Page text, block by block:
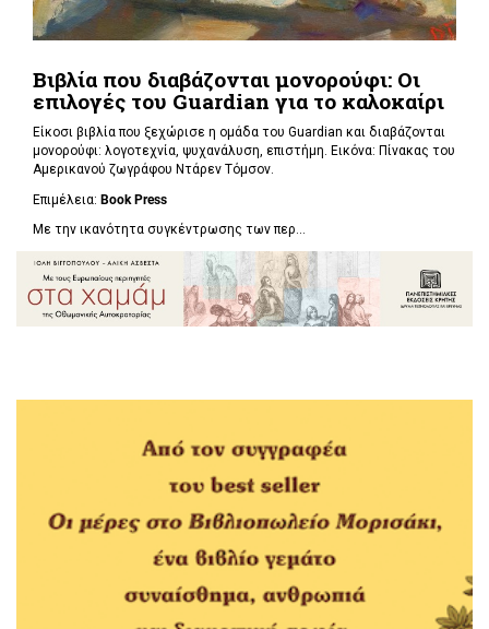
Βιβλία που διαβάζονται μονορούφι: Οι
επιλογές του Guardian για το καλοκαίρι
Είκοσι βιβλία που ξεχώρισε η ομάδα του Guardian και διαβάζονται
μονορούφι: λογοτεχνία, ψυχανάλυση, επιστήμη. Εικόνα: Πίνακας του
Αμερικανού ζωγράφου Ντάρεν Τόμσον.
Επιμέλεια: Book Press
Με την ικανότητα συγκέντρωσης των περ...